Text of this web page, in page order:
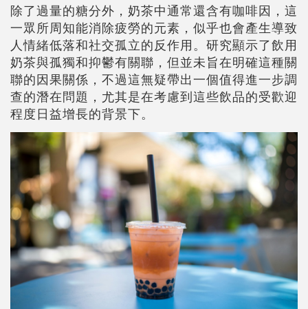
除了過量的糖分外，奶茶中通常還含有咖啡因，這
一眾所周知能消除疲勞的元素，似乎也會產生導致
人情緒低落和社交孤立的反作用。研究顯示了飲用
奶茶與孤獨和抑鬱有關聯，但並未旨在明確這種關
聯的因果關係，不過這無疑帶出一個值得進一步調
查的潛在問題，尤其是在考慮到這些飲品的受歡迎
程度日益增長的背景下。